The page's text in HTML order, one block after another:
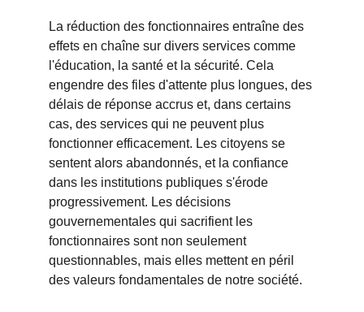
La réduction des fonctionnaires entraîne des
effets en chaîne sur divers services comme
l'éducation, la santé et la sécurité. Cela
engendre des files d'attente plus longues, des
délais de réponse accrus et, dans certains
cas, des services qui ne peuvent plus
fonctionner efficacement. Les citoyens se
sentent alors abandonnés, et la confiance
dans les institutions publiques s'érode
progressivement. Les décisions
gouvernementales qui sacrifient les
fonctionnaires sont non seulement
questionnables, mais elles mettent en péril
des valeurs fondamentales de notre société.